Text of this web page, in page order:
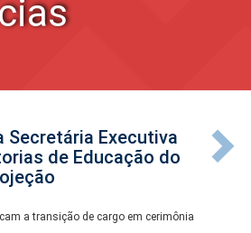
Secretária Executiva
de Educação do
a transição de cargo em cerimônia